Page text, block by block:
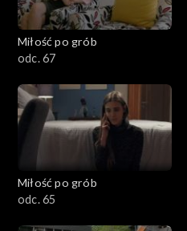
Miłość po grób
odc. 67
Miłość po grób
odc. 65